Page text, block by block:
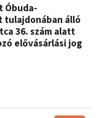
Óbuda-
tulajdonában álló
36. szám alatt
elővásárlási jog